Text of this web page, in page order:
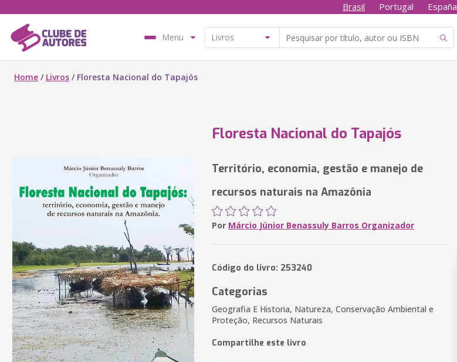
Brasil Portugal España
Menu
Home / Livros / Floresta Nacional do Tapajós
Floresta Nacional do Tapajós
Território, economia, gestão e manejo de
recursos naturais na Amazônia
Por Márcio Júnior Benassuly Barros Organizador
Código do livro: 253240
Categorias
Geografia E Historia, Natureza, Conservação Ambiental e
Proteção, Recursos Naturais
Compartilhe este livro